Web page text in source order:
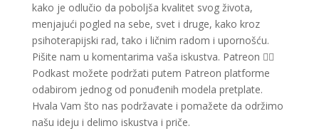
kako je odlučio da poboljša kvalitet svog života,
menjajući pogled na sebe, svet i druge, kako kroz
psihoterapijski rad, tako i ličnim radom i upornošću.
Pišite nam u komentarima vaša iskustva. Patreon 👇🏻
Podkast možete podržati putem Patreon platforme
odabirom jednog od ponuđenih modela pretplate.
Hvala Vam što nas podržavate i pomažete da održimo
našu ideju i delimo iskustva i priče.